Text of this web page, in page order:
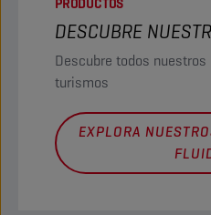
DESCUBRE
Descubre todos
turismos
EXPLORA